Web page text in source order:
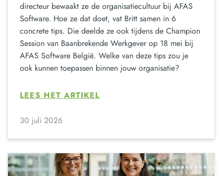
directeur bewaakt ze de organisatiecultuur bij AFAS
Software. Hoe ze dat doet, vat Britt samen in 6
concrete tips. Die deelde ze ook tijdens de Champion
Session van Baanbrekende Werkgever op 18 mei bij
AFAS Software België. Welke van deze tips zou je
ook kunnen toepassen binnen jouw organisatie?
LEES HET ARTIKEL
30 juli 2026